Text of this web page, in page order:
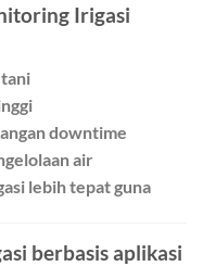
Irigasi
downtime
air
lebih tepat guna
berbasis aplikasi